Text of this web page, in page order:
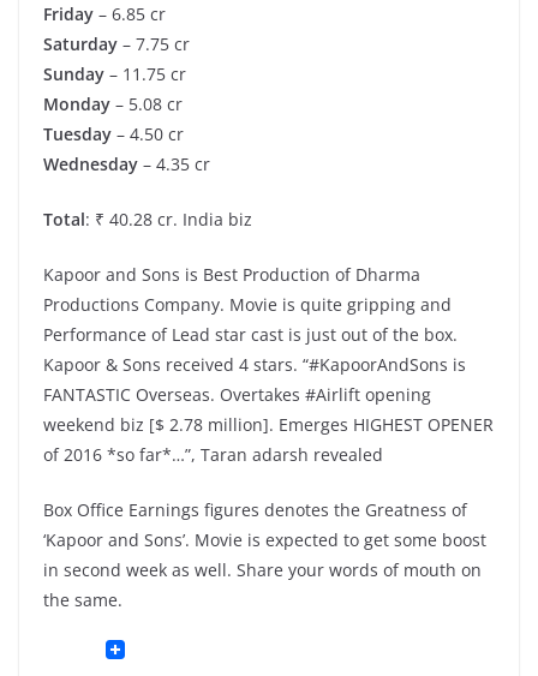
Friday – 6.85 cr
Saturday – 7.75 cr
Sunday – 11.75 cr
Monday – 5.08 cr
Tuesday – 4.50 cr
Wednesday – 4.35 cr
Total: ₹ 40.28 cr. India biz
Kapoor and Sons is Best Production of Dharma
Productions Company. Movie is quite gripping and
Performance of Lead star cast is just out of the box.
Kapoor & Sons received 4 stars. “#KapoorAndSons is
FANTASTIC Overseas. Overtakes #Airlift opening
weekend biz [$ 2.78 million]. Emerges HIGHEST OPENER
of 2016 *so far*…”, Taran adarsh revealed
Box Office Earnings figures denotes the Greatness of
‘Kapoor and Sons’. Movie is expected to get some boost
in second week as well. Share your words of mouth on
the same.